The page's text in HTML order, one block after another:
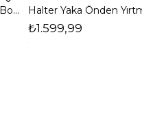
Halter Yaka Önden Yırtmaçlı Midi Boy Lacivert Hasre Kadın Elbise 26Y502
₺1.599,99